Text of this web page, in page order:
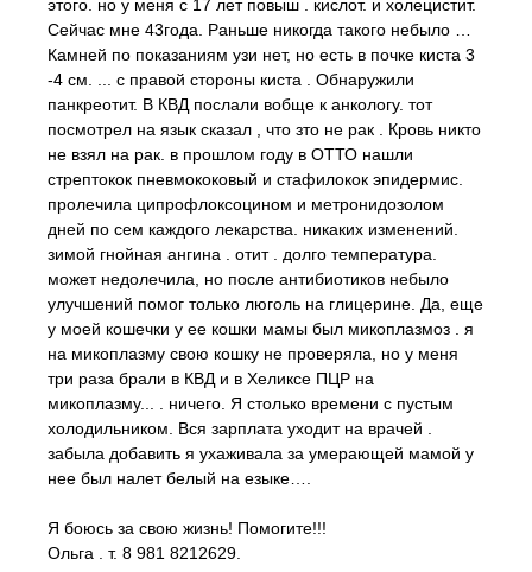
этого. но у меня с 17 лет повыш . кислот. и холецистит.
Сейчас мне 43года. Раньше никогда такого небыло …
Камней по показаниям узи нет, но есть в почке киста 3
-4 см. ... с правой стороны киста . Обнаружили
панкреотит. В КВД послали вобще к анкологу. тот
посмотрел на язык сказал , что зто не рак . Кровь никто
не взял на рак. в прошлом году в ОТТО нашли
стрептокок пневмококовый и стафилокок эпидермис.
пролечила ципрофлоксоцином и метронидозолом
дней по сем каждого лекарства. никаких изменений.
зимой гнойная ангина . отит . долго температура.
может недолечила, но после антибиотиков небыло
улучшений помог только люголь на глицерине. Да, еще
у моей кошечки у ее кошки мамы был микоплазмоз . я
на микоплазму свою кошку не проверяла, но у меня
три раза брали в КВД и в Хеликсе ПЦР на
микоплазму... . ничего. Я столько времени с пустым
холодильником. Вся зарплата уходит на врачей .
забыла добавить я ухаживала за умерающей мамой у
нее был налет белый на езыке….
Я боюсь за свою жизнь! Помогите!!!
Ольга . т. 8 981 8212629.